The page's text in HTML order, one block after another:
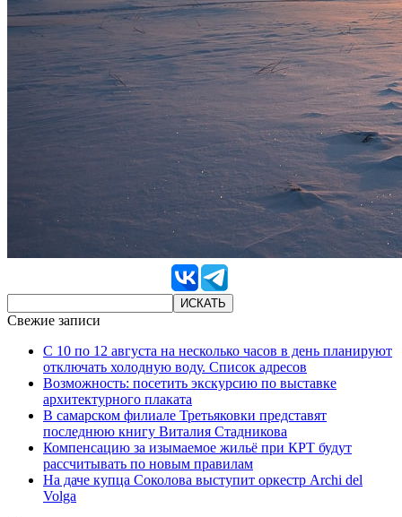
Свежие записи
С 10 по 12 августа на несколько часов в день планируют
отключать холодную воду. Список адресов
Возможность: посетить экскурсию по выставке
архитектурного плаката
В самарском филиале Третьяковки представят
последнюю книгу Виталия Стадникова
Компенсацию за изымаемое жильё при КРТ будут
рассчитывать по новым правилам
На даче купца Соколова выступит оркестр Archi del
Volga